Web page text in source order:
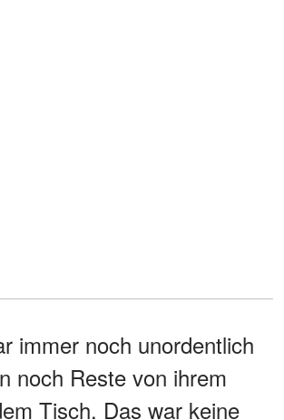
immer noch unordentlich
noch Reste von ihrem
Tisch. Das war keine